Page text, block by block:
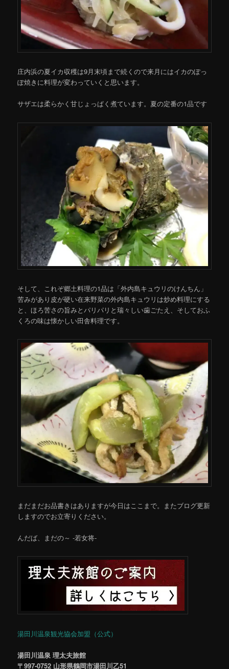
庄内浜の夏イカ収穫は9月末頃まで続くので来月にはイカのぽっ
ぽ焼きに料理が変わっていくと思います。
サザエは柔らかく甘じょっぱく煮ています。夏の定番の1品です
そして、これぞ郷土料理の1品は「外内島キュウリのけんちん」
苦みがあり皮が硬い在来野菜の外内島キュウリは炒め料理にする
と、ほろ苦さの旨みとパリパリと瑞々しい歯ごたえ、そしておふ
くろの味は懐かしい田舎料理です。
まだまだお品書きはありますが今日はここまで。またブログ更新
しますのでお立寄りください。
んだば、まだの～ -若女将-
湯田川温泉観光協会加盟（公式）
湯田川温泉 理太夫旅館
〒997-0752 山形県鶴岡市湯田川乙51